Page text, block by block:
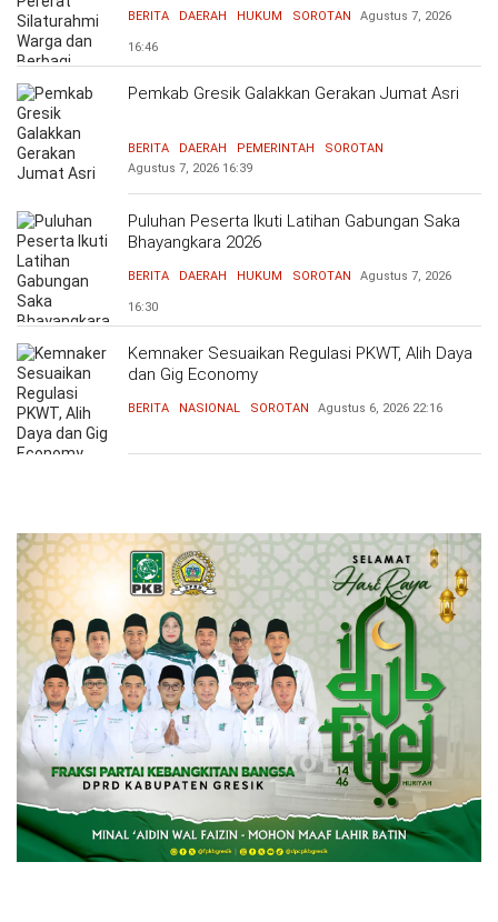
BERITA DAERAH HUKUM SOROTAN Agustus 7, 2026
16:46
Pemkab Gresik Galakkan Gerakan Jumat Asri
BERITA DAERAH PEMERINTAH
SOROTAN
Agustus 7, 2026 16:39
Puluhan Peserta Ikuti Latihan Gabungan Saka
Bhayangkara 2026
BERITA DAERAH HUKUM SOROTAN Agustus 7, 2026
16:30
Kemnaker Sesuaikan Regulasi PKWT, Alih Daya
dan Gig Economy
BERITA NASIONAL SOROTAN Agustus 6, 2026 22:16